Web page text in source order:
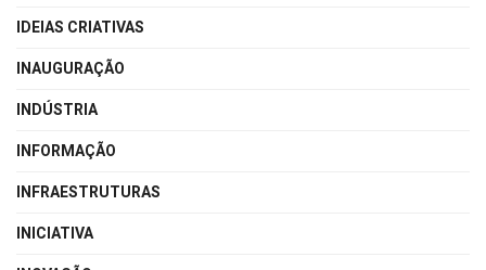
IDEIAS CRIATIVAS
INAUGURAÇÃO
INDÚSTRIA
INFORMAÇÃO
INFRAESTRUTURAS
INICIATIVA